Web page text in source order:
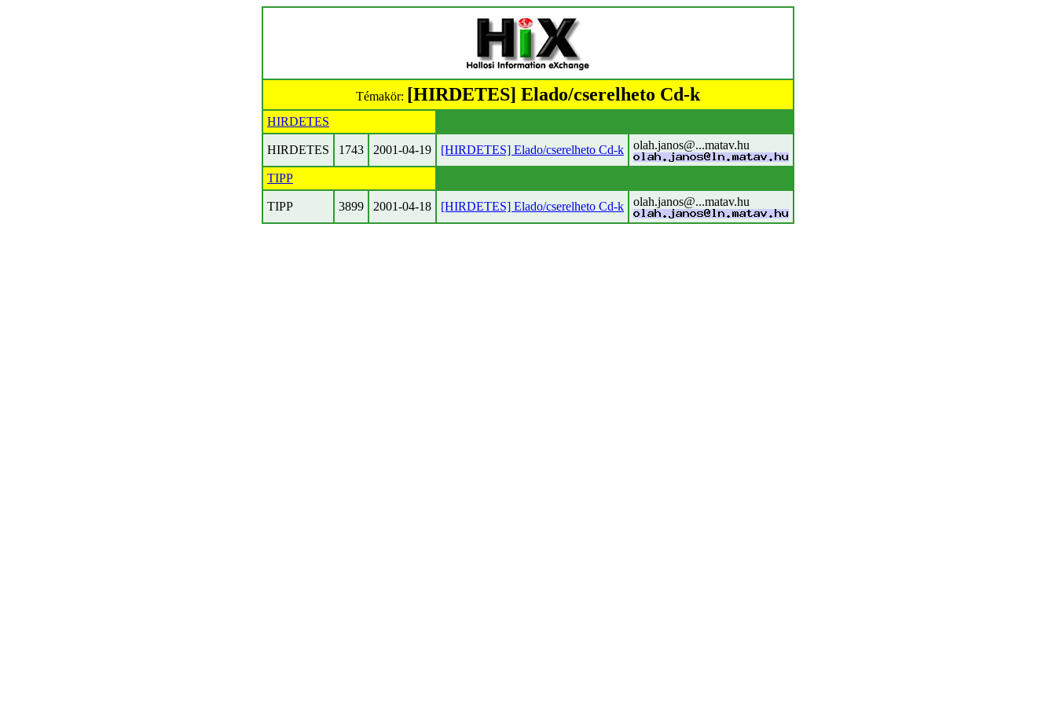
Témakör: [HIRDETES] Elado/cserelheto Cd-k
HIRDETES
HIRDETES 1743 2001-04-19 [HIRDETES] Elado/cserelheto Cd-k olah.janos@...matav.hu
TIPP
TIPP 3899 2001-04-18 [HIRDETES] Elado/cserelheto Cd-k olah.janos@...matav.hu